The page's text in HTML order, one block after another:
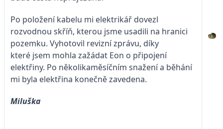
Po položení kabelu mi elektrikář dovezl
rozvodnou skříň, kterou jsme usadili na hranici
pozemku. Vyhotovil revizní zprávu, díky
které jsem mohla zažádat Eon o připojení
elektřiny. Po několikaměsíčním snažení a běhání
mi byla elektřina konečně zavedena.
Miluška